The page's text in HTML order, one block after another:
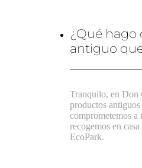
¿Qué
antiguo
Tranquilo, en Don
productos
comprometemos a
recogemos en
EcoPark.